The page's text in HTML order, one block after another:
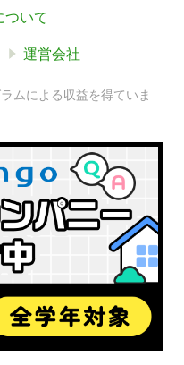
ついて
運営会社
ムによる収益を得ていま